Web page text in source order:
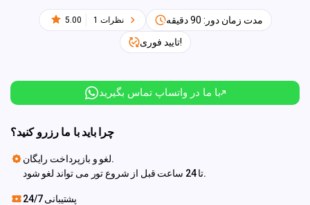
5.00 1 نظرات
مدت زمان دور: 90 دقیقه
تایید فوری!
با ما در واتساپ تماس بگیرید
چرا باید با ما رزرو کنید؟
لغو و بازپرداخت رایگان.
تا 24 ساعت قبل از شروع تور می تواند لغو شود.
پشتیبانی 24/7